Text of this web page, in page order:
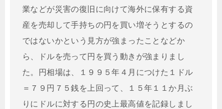
業などが災害の復旧に向けて海外に保有する資
産を売却して手持ちの円を買い増そうとするの
ではないかという見方が強まったことなどか
ら、ドルを売って円を買う動きが強まりまし
た。円相場は、１９９５年４月につけた１ドル
＝７９円７５銭を上回って、１５年１１か月ぶ
りにドルに対する円の史上最高値を記録しまし